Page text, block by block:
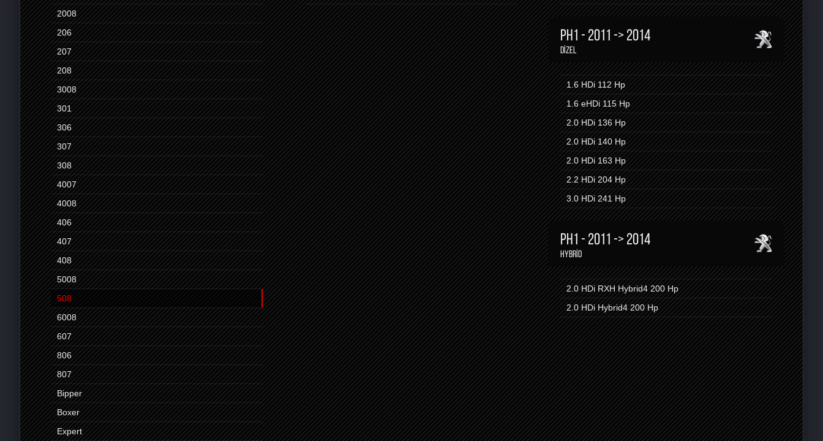
2008
206
207
208
3008
301
306
307
308
4007
4008
406
407
408
5008
508
6008
607
806
807
Bipper
Boxer
Expert
PH1 - 2011 -> 2014
DIZEL
1.6 HDi 112 Hp
1.6 eHDi 115 Hp
2.0 HDi 136 Hp
2.0 HDi 140 Hp
2.0 HDi 163 Hp
2.2 HDi 204 Hp
3.0 HDi 241 Hp
PH1 - 2011 -> 2014
HYBRID
2.0 HDi RXH Hybrid4 200 Hp
2.0 HDi Hybrid4 200 Hp